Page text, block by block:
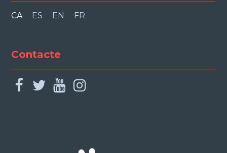
CA ES EN FR
Contacte
facebook
twitteryoutube